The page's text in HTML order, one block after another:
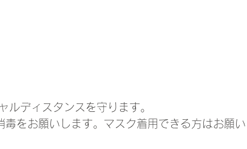
ルディスタンスを守ります。
毒をお願いします。マスク着用できる方はお願